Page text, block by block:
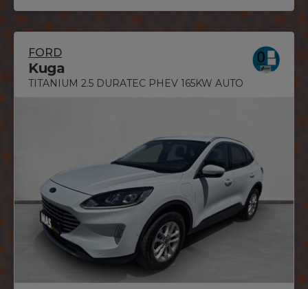
FORD
Kuga
TITANIUM 2.5 DURATEC PHEV 165KW AUTO